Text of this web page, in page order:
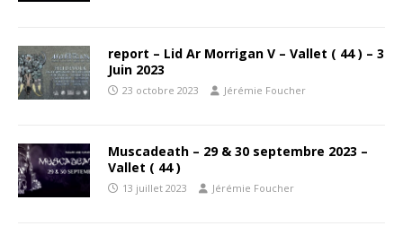
report – Lid Ar Morrigan V – Vallet ( 44 ) – 3
Juin 2023
23 octobre 2023 Jérémie Foucher
Muscadeath – 29 & 30 septembre 2023 –
Vallet ( 44 )
13 juillet 2023 Jérémie Foucher